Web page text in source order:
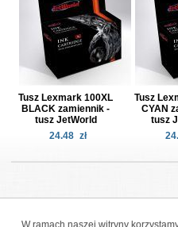
Tusz Lexmark 100XL
BLACK zamiennik -
tusz JetWorld
24.48 zł
Tusz
CYAN
tusz
W ramach naszej witryny